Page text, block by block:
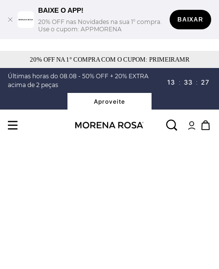
BAIXE O APP!
20% OFF nas Novidades na sua 1° compra.
Use o cupom: APPMORENA
BAIXAR
20% OFF NA 1° COMPRA COM O CUPOM: PRIMEIRAMR
Últimas horas do 08.08 - 50% OFF + 20% EXTRA
acima de 2 peças
13 : 33 : 26
Aproveite